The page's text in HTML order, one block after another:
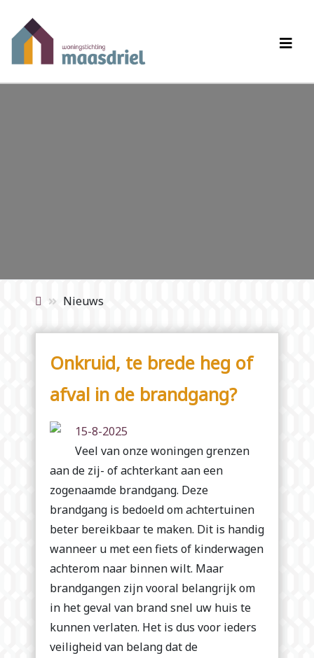
Nieuws
Onkruid, te brede heg of
afval in de brandgang?
15-8-2025
Veel van onze woningen grenzen
aan de zij- of achterkant aan een
zogenaamde brandgang. Deze
brandgang is bedoeld om achtertuinen
beter bereikbaar te maken. Dit is handig
wanneer u met een fiets of kinderwagen
achterom naar binnen wilt. Maar
brandgangen zijn vooral belangrijk om
in het geval van brand snel uw huis te
kunnen verlaten. Het is dus voor ieders
veiligheid van belang dat de